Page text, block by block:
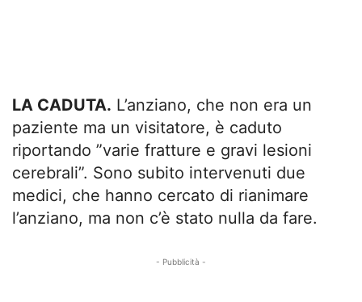
LA CADUTA. L’anziano, che non era un
paziente ma un visitatore, è caduto
riportando ”varie fratture e gravi lesioni
cerebrali”. Sono subito intervenuti due
medici, che hanno cercato di rianimare
l’anziano, ma non c’è stato nulla da fare.
- Pubblicità -